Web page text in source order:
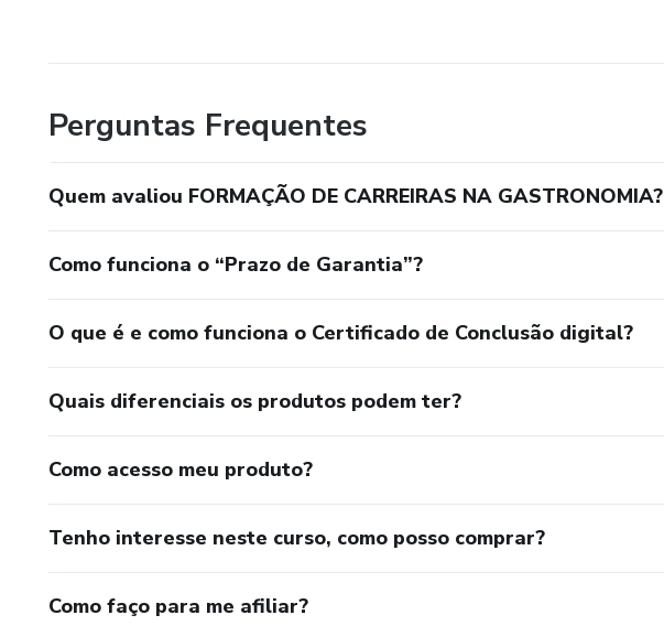
Perguntas Frequentes
Quem avaliou FORMAÇÃO DE CARREIRAS NA GASTRONOMIA?
Como funciona o “Prazo de Garantia”?
O que é e como funciona o Certificado de Conclusão digital?
Quais diferenciais os produtos podem ter?
Como acesso meu produto?
Tenho interesse neste curso, como posso comprar?
Como faço para me afiliar?